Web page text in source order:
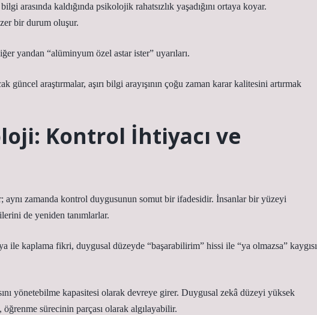
arasında kaldığında psikolojik rahatsızlık yaşadığını ortaya koyar.
bir durum oluşur.
yandan “alüminyum özel astar ister” uyarıları.
araştırmalar, aşırı bilgi arayışının çoğu zaman karar kalitesini artırmak
Kontrol İhtiyacı ve
zamanda kontrol duygusunun somut bir ifadesidir. İnsanlar bir yüzeyi
de yeniden tanımlarlar.
kaplama fikri, duygusal düzeyde “başarabilirim” hissi ile “ya olmazsa” kaygısı
yönetebilme kapasitesi olarak devreye girer. Duygusal zekâ düzeyi yüksek
sürecinin parçası olarak algılayabilir.